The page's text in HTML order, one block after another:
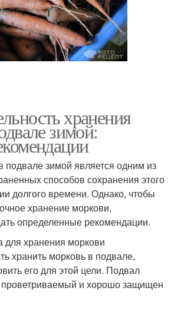
хранения
зимой:
зимой является одним из
способов сохранения этого
долгого времени. Однако, чтобы
хранение моркови,
определенные рекомендации.
для хранения моркови
хранить морковь в подвале,
его для этой цели. Подвал
и хорошо защищен